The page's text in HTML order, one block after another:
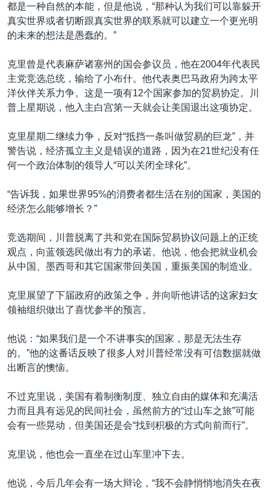
都是一种自然的本能，但是他说，“那种认为我们可以靠躲开
真实世界或者切断跟真实世界的联系就可以建立一个更光明
的未来的想法是愚蠢的。”
克里曾是代表麻萨诸塞州的国会参议员，他在2004年代表民
主党竞选总统，输给了小布什。他代表奥巴马政府为跨太平
洋伙伴关系力争。这是一项有12个国家参加的贸易协定。川
普上星期说，他入主白宫第一天就会让美国退出这项协定。
克里星期二继续力争，反对“抵挡一条叫做贸易的巨龙”，并
警告说，经济孤立主义是错误的道路，因为在21世纪没有任
何一个政治体制的领导人“可以关闭全球化”。
“告诉我，如果世界95%的消费者都生活在别的国家，美国的
经济怎么能够增长？”
竞选期间，川普脱离了共和党在国际贸易协议问题上的正统
观点，向蓝领选民做出有力的承诺。他说，他会把就业机会
从中国、墨西哥和其它国家带回美国，重振美国的制造业。
克里展望了下届政府的政策之争，并向听他讲话的这家妇女
领袖组织做出了喜忧参半的预言。
他说：“如果我们是一个不讲事实的国家，那是无法生存
的。”他的这番话反映了很多人对川普经常没有可信数据就做
出断言的懊恼。
不过克里说，美国有着制衡制度、独立自由的媒体和充满活
力而且具有远见的民间社会，虽然前方的“过山车之旅”可能
会有一些晃动，但美国还是会“找到积极的方式向前而行”。
克里说，他也会一直坐在过山车里冲下去。
他说，今后几年会有一场大辩论，“我不会静悄悄地消失在夜